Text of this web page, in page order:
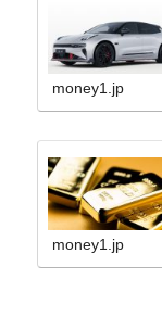
money1.jp
money1.jp